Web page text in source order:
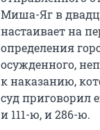
Миша-Яг в
настаивает на
определения
осужденного,
к наказанию,
суд приговорил
и 111-ю, и 286-ю.